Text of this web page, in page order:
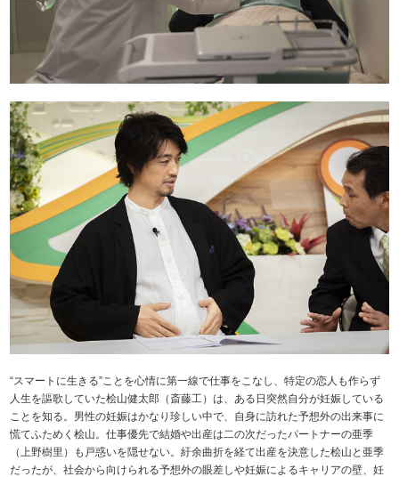
“スマートに生きる”ことを心情に第一線で仕事をこなし、特定の恋人も作らず
人生を謳歌していた桧山健太郎（斎藤工）は、ある日突然自分が妊娠している
ことを知る。男性の妊娠はかなり珍しい中で、自身に訪れた予想外の出来事に
慌てふためく桧山。仕事優先で結婚や出産は二の次だったパートナーの亜季
（上野樹里）も戸惑いを隠せない。紆余曲折を経て出産を決意した桧山と亜季
だったが、社会から向けられる予想外の眼差しや妊娠によるキャリアの壁、妊